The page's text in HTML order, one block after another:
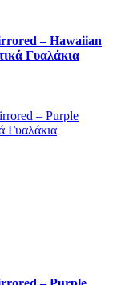
– Hawaiian
Γυαλάκια